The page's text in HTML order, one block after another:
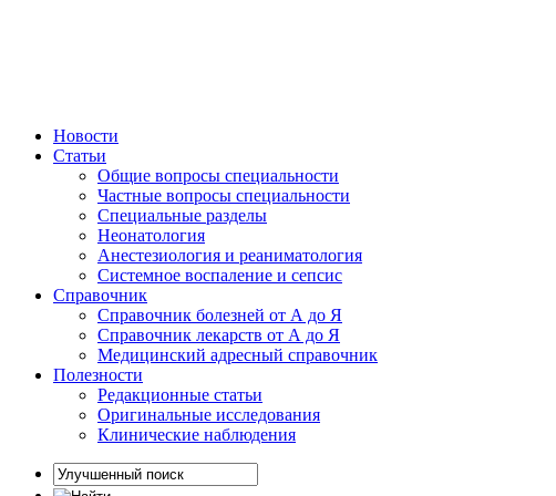
Новости
Статьи
Общие вопросы специальности
Частные вопросы специальности
Специальные разделы
Неонатология
Анестезиология и реаниматология
Системное воспаление и сепсис
Справочник
Справочник болезней от А до Я
Справочник лекарств от А до Я
Медицинский адресный справочник
Полезности
Редакционные статьи
Оригинальные исследования
Клинические наблюдения